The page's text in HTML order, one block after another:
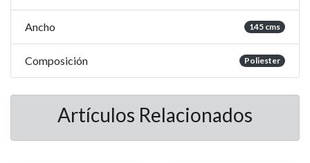
Ancho 145 cms
Composición Poliester
Artículos Relacionados